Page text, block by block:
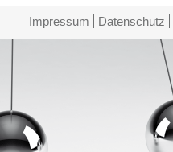
Impressum Datenschutz